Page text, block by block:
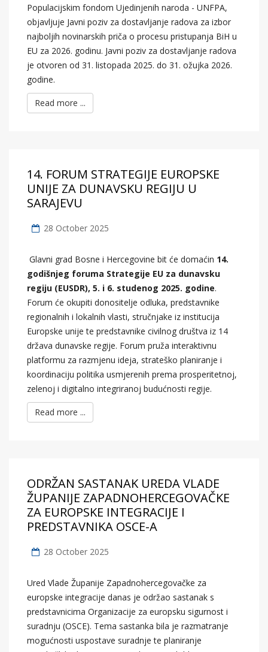
Populacijskim fondom Ujedinjenih naroda - UNFPA,
objavljuje Javni poziv za dostavljanje radova za izbor
najboljih novinarskih priča o procesu pristupanja BiH u
EU za 2026. godinu. Javni poziv za dostavljanje radova
je otvoren od 31. listopada 2025. do 31. ožujka 2026.
godine.
Read more ...
14. FORUM STRATEGIJE EUROPSKE
UNIJE ZA DUNAVSKU REGIJU U
SARAJEVU
28 October 2025
Glavni grad Bosne i Hercegovine bit će domaćin 14.
godišnjeg foruma Strategije EU za dunavsku
regiju (EUSDR), 5. i 6. studenog 2025. godine.
Forum će okupiti donositelje odluka, predstavnike
regionalnih i lokalnih vlasti, stručnjake iz institucija
Europske unije te predstavnike civilnog društva iz 14
država dunavske regije. Forum pruža interaktivnu
platformu za razmjenu ideja, strateško planiranje i
koordinaciju politika usmjerenih prema prosperitetnoj,
zelenoj i digitalno integriranoj budućnosti regije.
Read more ...
ODRŽAN SASTANAK UREDA VLADE
ŽUPANIJE ZAPADNOHERCEGOVAČKE
ZA EUROPSKE INTEGRACIJE I
PREDSTAVNIKA OSCE-A
28 October 2025
Ured Vlade Županije Zapadnohercegovačke za
europske integracije danas je održao sastanak s
predstavnicima Organizacije za europsku sigurnost i
suradnju (OSCE). Tema sastanka bila je razmatranje
mogućnosti uspostave suradnje te planiranje